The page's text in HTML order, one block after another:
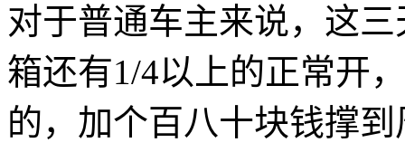
对于普通车主来说，这
箱还有1/4以上的正常开
的，加个百八十块钱撑